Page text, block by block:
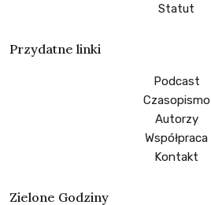
Statut
Przydatne linki
Podcast
Czasopismo
Autorzy
Współpraca
Kontakt
Zielone Godziny